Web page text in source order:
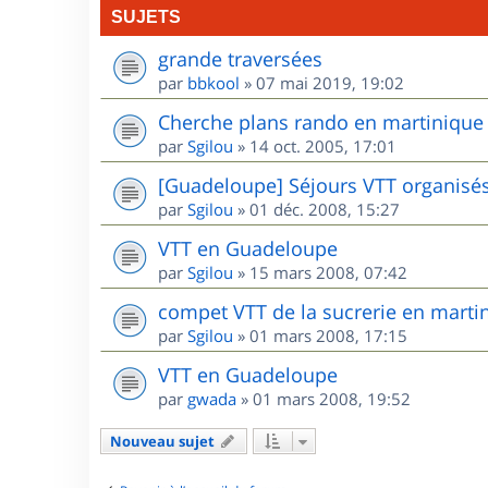
SUJETS
grande traversées
par bbkool » 07 mai 2019, 19:02
Cherche plans rando en martinique
par Sgilou » 14 oct. 2005, 17:01
[Guadeloupe] Séjours VTT
par Sgilou » 01 déc. 2008, 15:27
VTT en Guadeloupe
par Sgilou » 15 mars 2008, 07:42
compet VTT de la sucrerie en
par Sgilou » 01 mars 2008, 17:15
VTT en Guadeloupe
par gwada » 01 mars 2008, 19:52
Nouveau sujet